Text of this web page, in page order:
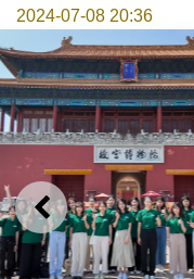
2024-07-08 20:36
上一則